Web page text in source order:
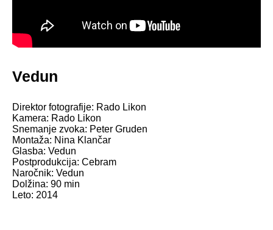
Vedun
Direktor fotografije: Rado Likon
Kamera: Rado Likon
Snemanje zvoka: Peter Gruden
Montaža: Nina Klančar
Glasba: Vedun
Postprodukcija: Cebram
Naročnik: Vedun
Dolžina: 90 min
Leto: 2014